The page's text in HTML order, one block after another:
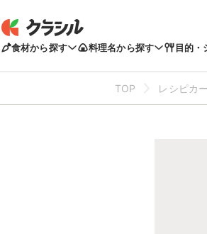
食材から探す 料理名から探す 目的・
TOP レシピカ